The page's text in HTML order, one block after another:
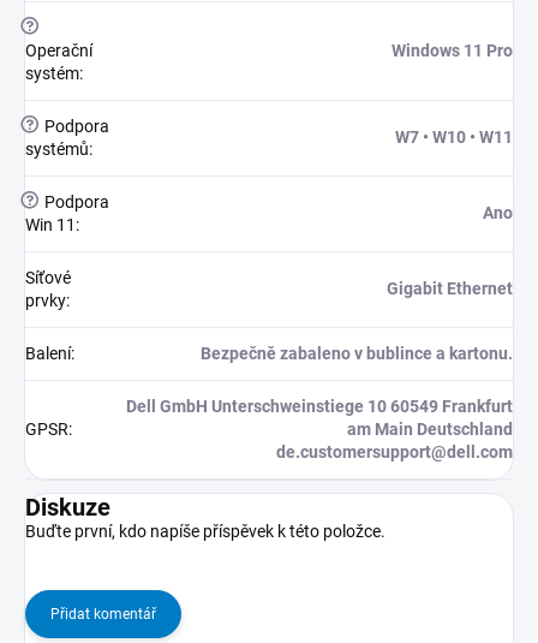
?
Operační
systém:
Windows 11 Pro
?
Podpora
systémů:
W7 • W10 • W11
?
Podpora
Win 11 :
Ano
Síťové
prvky:
Gigabit Ethernet
Balení: Bezpečně zabaleno v bublince a kartonu.
GPSR:
Dell GmbH Unterschweinstiege 10 60549 Frankfurt
am Main Deutschland
de.customersupport@dell.com
Diskuze
Buďte první, kdo napíše příspěvek k této položce.
Přidat komentář